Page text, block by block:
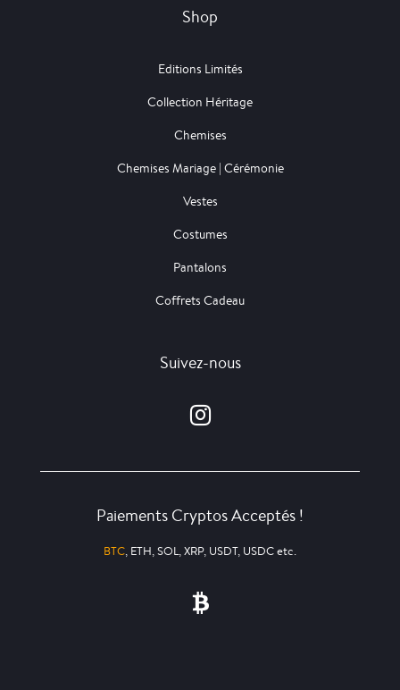
Shop
Editions Limités
Collection Héritage
Chemises
Chemises Mariage | Cérémonie
Vestes
Costumes
Pantalons
Coffrets Cadeau
Suivez-nous
Paiements Cryptos Acceptés !
BTC, ETH, SOL, XRP, USDT, USDC etc.